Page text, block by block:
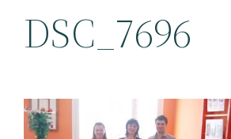
DSC_7696